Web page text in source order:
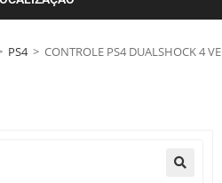
PS4 > CONTROLE PS4 DUALSHOCK 4